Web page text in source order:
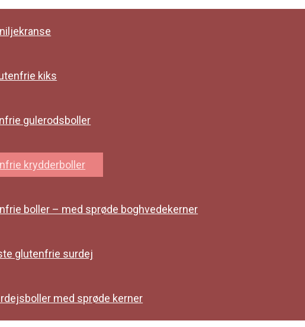
kiks
gulerodsboller
krydderboller
boller – med sprøde boghvedekerner
glutenfrie surdej
med sprøde kerner